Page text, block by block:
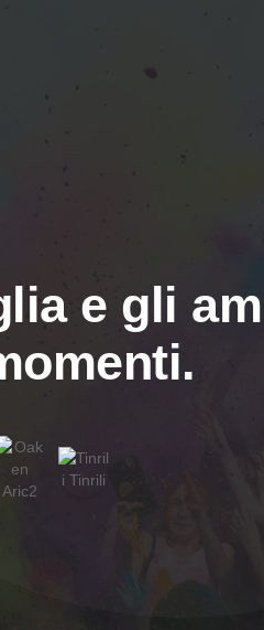
e gli